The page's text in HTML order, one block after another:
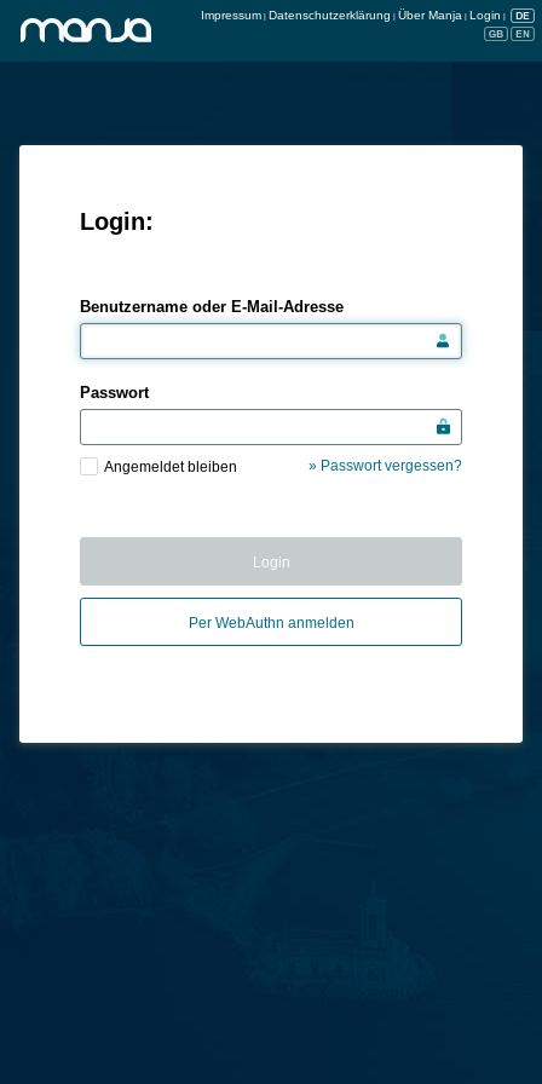
Impressum Datenschutzerklärung Über Manja Login
Login:
Benutzername oder E-Mail-Adresse
Passwort
Angemeldet bleiben » Passwort vergessen?
Login
Per WebAuthn anmelden